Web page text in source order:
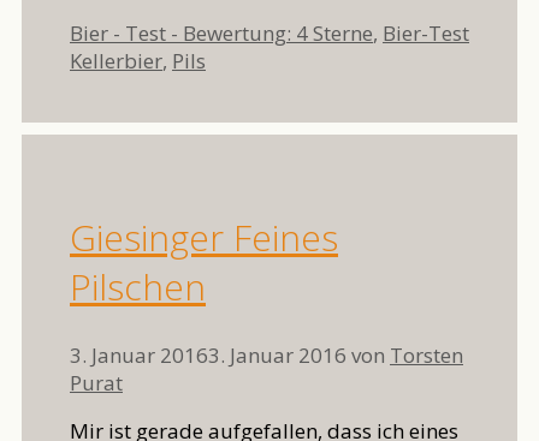
Kategorien
Bier - Test - Bewertung: 4 Sterne, Bier-Test
Schlagwörter
Kellerbier, Pils
Giesinger Feines
Pilschen
3. Januar 20163. Januar 2016 von Torsten
Purat
Mir ist gerade aufgefallen, dass ich eines